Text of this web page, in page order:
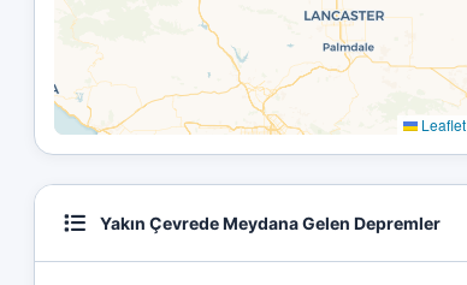
Leaflet
Yakın Çevrede Meydana Gelen Depremler